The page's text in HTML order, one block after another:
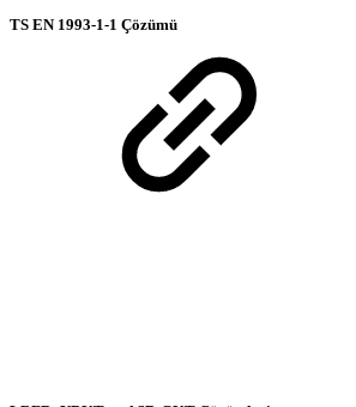
TS EN 1993-1-1 Çözümü